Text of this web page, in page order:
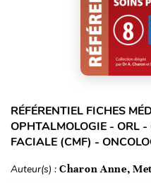
RÉFÉRENTIEL FICHES
OPHTALMOLOGIE - ORL
FACIALE (CMF) -
Auteur(s) : Charon Anne,